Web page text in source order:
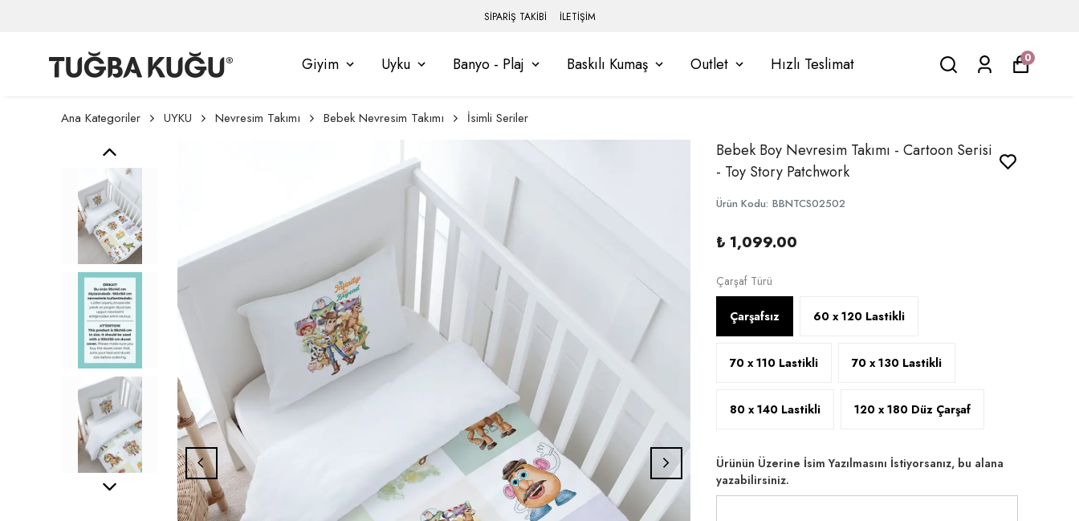
SİPARİŞ TAKİBİ İLETİŞİM
Giyim Uyku Banyo - Plaj Baskılı Kumaş Outlet Hızlı Teslimat 0
Ana Kategoriler UYKU Nevresim Takımı Bebek Nevresim Takımı İsimli Seriler
Bebek Boy Nevresim Takımı - Cartoon Serisi
- Toy Story Patchwork
Ürün Kodu: BBNTCS02502
₺ 1,099.00
Çarşaf Türü
Çarşafsız 60 x 120 Lastikli
70 x 110 Lastikli 70 x 130 Lastikli
80 x 140 Lastikli 120 x 180 Düz Çarşaf
Ürünün Üzerine İsim Yazılmasını İstiyorsanız, bu alana
yazabilirsiniz.